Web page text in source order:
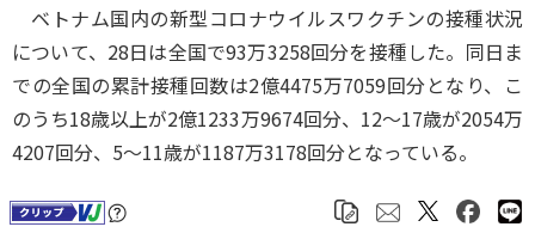
ベトナム国内の新型コロナウイルスワクチンの接種状況
について、28日は全国で93万3258回分を接種した。同日ま
での全国の累計接種回数は2億4475万7059回分となり、こ
のうち18歳以上が2億1233万9674回分、12～17歳が2054万
4207回分、5～11歳が1187万3178回分となっている。